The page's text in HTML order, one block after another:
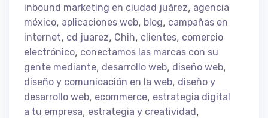
inbound marketing en ciudad juárez, agencia
méxico, aplicaciones web, blog, campañas en
internet, cd juarez, Chih, clientes, comercio
electrónico, conectamos las marcas con su
gente mediante, desarrollo web, diseño web,
diseño y comunicación en la web, diseño y
desarrollo web, ecommerce, estrategia digital
a tu empresa, estrategia y creatividad,